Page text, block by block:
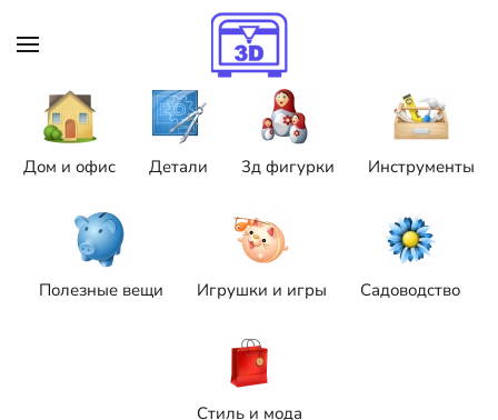
Skip to main content
Дом и офис Детали 3д фигурки Инструменты
Полезные вещи Игрушки и игры Садоводство
Стиль и мода